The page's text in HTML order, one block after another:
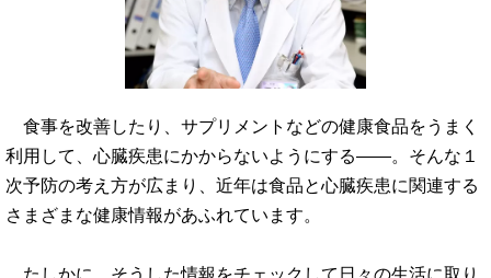
食事を改善したり、サプリメントなどの健康食品をうまく
利用して、心臓疾患にかからないようにする――。そんな１
次予防の考え方が広まり、近年は食品と心臓疾患に関連する
さまざまな健康情報があふれています。
たしかに、そうした情報をチェックして日々の生活に取り